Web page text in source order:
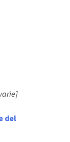
del